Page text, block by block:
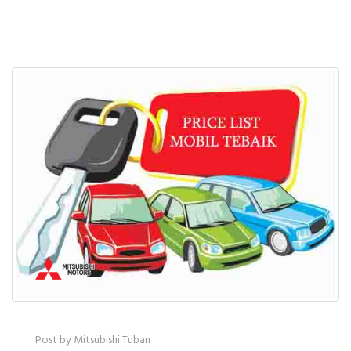
Post by Mitsubishi Tuban